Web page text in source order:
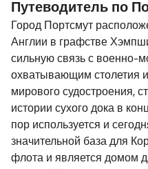
Путеводитель по
Город Портсмут
Англии в графстве
сильную связь с военно-
охватывающим столетия
мирового судостроения,
истории сухого дока в
пор используется и
значительной база для
флота и является домом